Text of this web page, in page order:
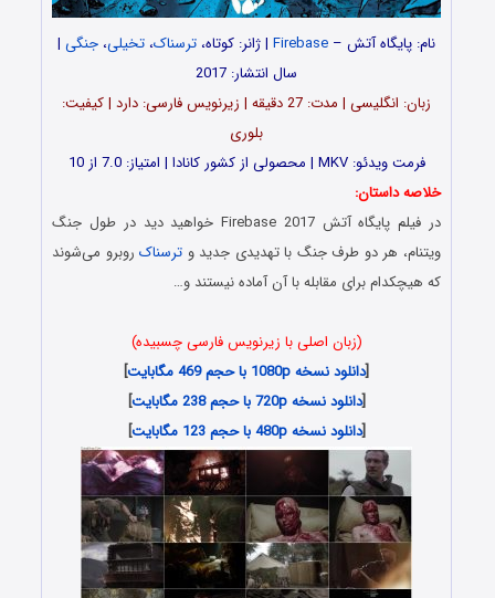
نام: پایگاه آتش – Firebase | ژانر: کوتاه، ترسناک، تخیلی، جنگی |
سال انتشار: 2017
زبان: انگلیسی | مدت‌: 27 دقیقه | زیرنویس فارسی: دارد | کیفیت:
بلوری
فرمت ویدئو: MKV | محصولی از کشور کانادا | امتیاز: 7.0 از 10
خلاصه داستان:
در فیلم پایگاه آتش Firebase 2017 خواهید دید در طول جنگ
ویتنام، هر دو طرف جنگ با تهدیدی جدید و ترسناکروبرو می‌شوند
که هیچکدام برای مقابله با آن آماده نیستند و…
(زبان اصلی با زیرنویس فارسی چسبیده)
[دانلود نسخه 1080p با حجم 469 مگابایت
]
[دانلود نسخه 720p با حجم 238 مگابایت
]
[دانلود نسخه 480p با حجم 123 مگابایت ]